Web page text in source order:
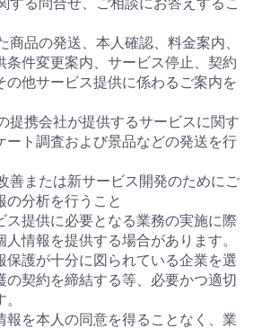
する問合せ、ご相談にお答えするこ
商品の発送、本人確認、料金案内、
条件変更案内、サービス停止、契約
の他サービス提供に係わるご案内を
提携会社が提供するサービスに関す
ート調査および景品などの発送を行
善または新サービス開発のためにご
の分析を行うこと
ス提供に必要となる業務の実施に際
人情報を提供する場合があります。
保護が十分に図られている企業を選
の契約を締結する等、必要かつ適切
報を本人の同意を得ることなく、業